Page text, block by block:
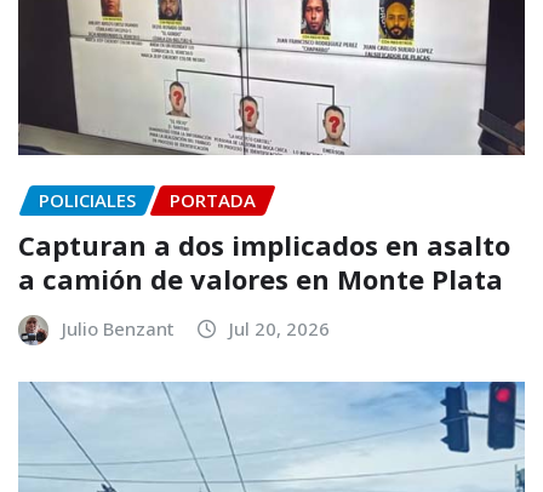
POLICIALES PORTADA
Capturan a dos implicados en asalto
a camión de valores en Monte Plata
Julio Benzant Jul 20, 2026